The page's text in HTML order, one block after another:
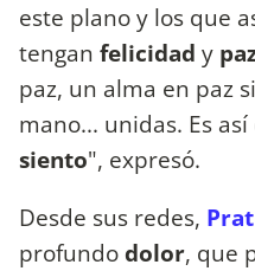
este plano y los que
tengan felicidad y
paz, un alma en paz
mano... unidas. Es
siento", expresó.
Desde sus redes, Prat
profundodolor, que